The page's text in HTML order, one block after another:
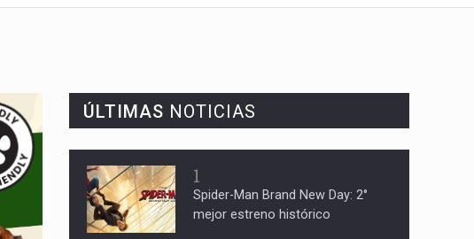
ÚLTIMAS NOTICIAS
1
Spider-Man Brand New Day: 2°
mejor estreno histórico